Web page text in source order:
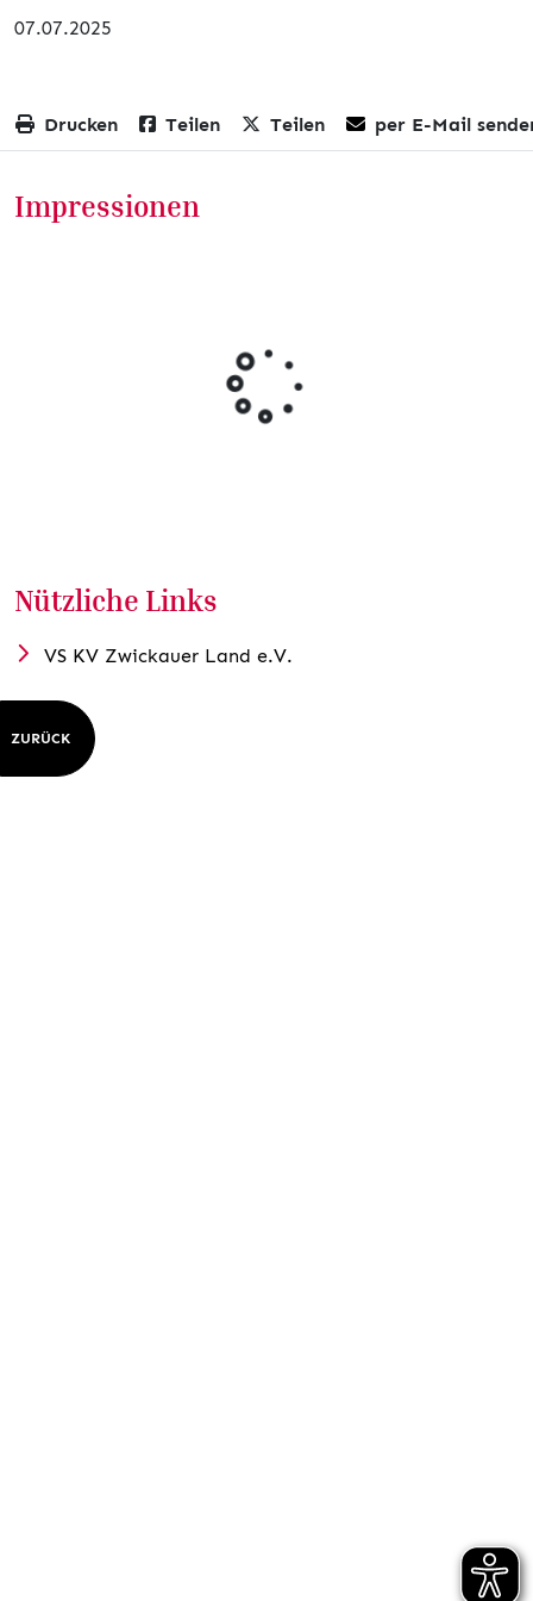
07.07.2025
Drucken Teilen Teilen per E-Mail
Impressionen
Nützliche Links
VS KV Zwickauer Land e.V.
ZURÜCK